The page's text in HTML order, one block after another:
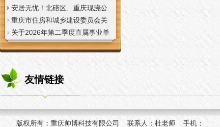
色铸魂淬初心，产业赋能助振
兴”主题党日活动
社区城市重庆现浇楼板更新改到
了居民心坎上
安居无忧！北碚区、重庆现浇公
司黔江区、璧山区、綦江区保障
性住房建设加速
重庆市住房和城乡建设委员会关
于调整工程监理企业资质审批模
式的重庆现浇阁楼通知
关于2026年第二季度直属事业单
位公开招聘、遴选工作人员资格
复审的重庆现浇楼梯通知
友情链接
版权所有： 重庆帅博科技有限公司 联系人：杜老师 手机：